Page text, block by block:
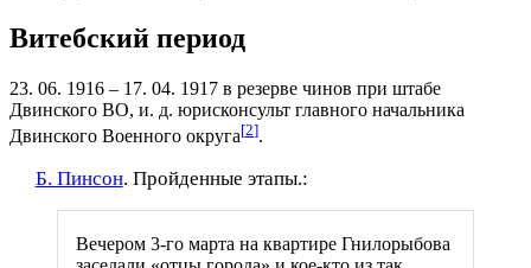
Витебский период
23. 06. 1916 – 17. 04. 1917 в резерве чинов при штабе
Двинского ВО, и. д. юрисконсульт главного начальника
Двинского Военного округа[2].
Б. Пинсон. Пройденные этапы.:
Вечером 3-го марта на квартире Гнилорыбова